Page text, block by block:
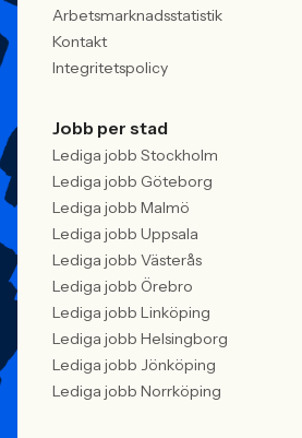
Arbetsmarknadsstatistik
Kontakt
Integritetspolicy
Jobb per stad
Lediga jobb Stockholm
Lediga jobb Göteborg
Lediga jobb Malmö
Lediga jobb Uppsala
Lediga jobb Västerås
Lediga jobb Örebro
Lediga jobb Linköping
Lediga jobb Helsingborg
Lediga jobb Jönköping
Lediga jobb Norrköping